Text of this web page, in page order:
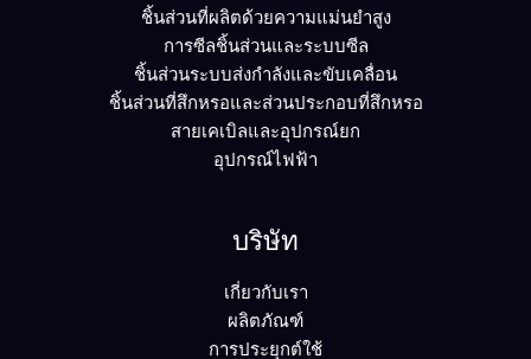
ชิ้นส่วนที่ผลิตด้วยความแม่นยำสูง
การซีลชิ้นส่วนและระบบซีล
ชิ้นส่วนระบบส่งกำลังและขับเคลื่อน
ชิ้นส่วนที่สึกหรอและส่วนประกอบที่สึกหรอ
สายเคเบิลและอุปกรณ์ยก
อุปกรณ์ไฟฟ้า
บริษัท
เกี่ยวกับเรา
ผลิตภัณฑ์
การประยุกต์ใช้